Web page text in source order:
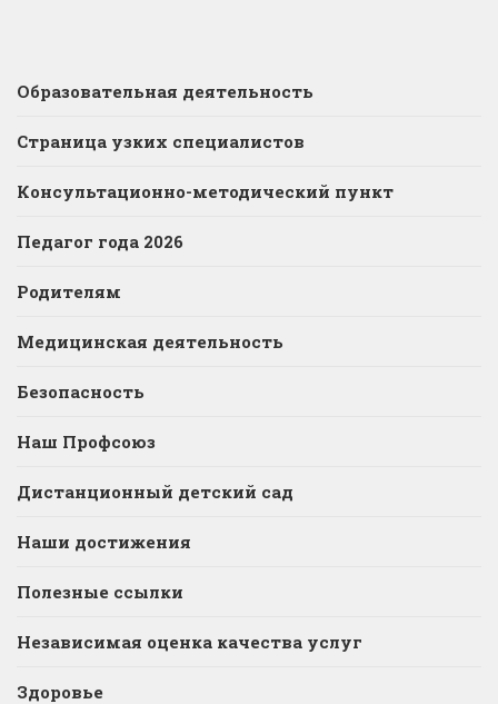
Образовательная деятельность
Страница узких специалистов
Консультационно-методический пункт
Педагог года 2026
Родителям
Медицинская деятельность
Безопасность
Наш Профсоюз
Дистанционный детский сад
Наши достижения
Полезные ссылки
Независимая оценка качества услуг
Здоровье